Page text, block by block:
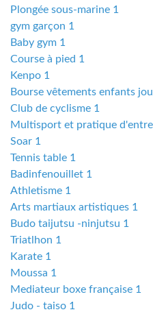
Plongée sous-marine 1
gym garçon 1
Baby gym 1
Course à pied 1
Kenpo 1
Bourse vêtements enfants
Club de cyclisme 1
Multisport et pratique
Soar 1
Tennis table 1
Badinfenouillet 1
Athletisme 1
Arts martiaux artistiques 1
Budo taijutsu -ninjutsu 1
Triatlhon 1
Karate 1
Moussa 1
Mediateur boxe française 1
Judo - taiso 1